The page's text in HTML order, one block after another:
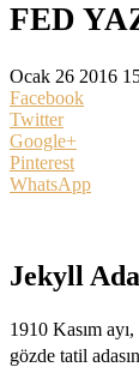
FED
Ocak 26 2016
Facebook
Twitter
Google+
Pinterest
WhatsApp
Jekyll
1910 Kasım
gözde tatil